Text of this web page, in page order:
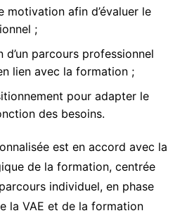
motivation afin d’évaluer le
;
d’un parcours professionnel
lien avec la formation ;
pour adapter le
des besoins.
est en accord avec la
de la formation, centrée
individuel, en phase
la VAE et de la formation